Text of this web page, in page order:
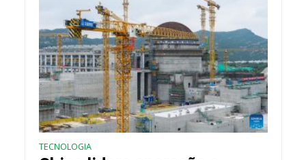
TECNOLOGIA